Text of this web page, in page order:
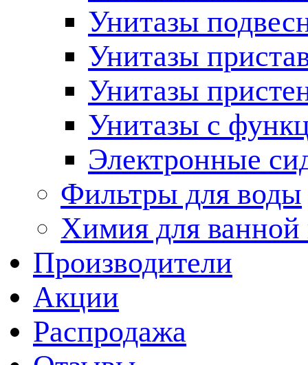
Унитазы
Унитазы
Унитазы
Унитазы с
Электронные
Фильтры для воды
Химия для ванной
Производители
Акции
Распродажа